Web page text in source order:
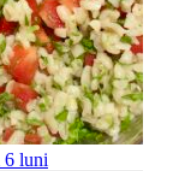
6 luni